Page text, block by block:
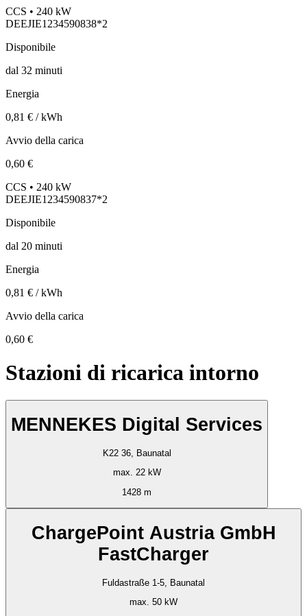
CCS • 240 kW
DEEJIE1234590838*2
Disponibile
dal 32 minuti
Energia
0,81 € / kWh
Avvio della carica
0,60 €
CCS • 240 kW
DEEJIE1234590837*2
Disponibile
dal 20 minuti
Energia
0,81 € / kWh
Avvio della carica
0,60 €
Stazioni di ricarica intorno
MENNEKES Digital Services
K22 36, Baunatal
max. 22 kW
1428 m
ChargePoint Austria GmbH
FastCharger
Fuldastraße 1-5, Baunatal
max. 50 kW